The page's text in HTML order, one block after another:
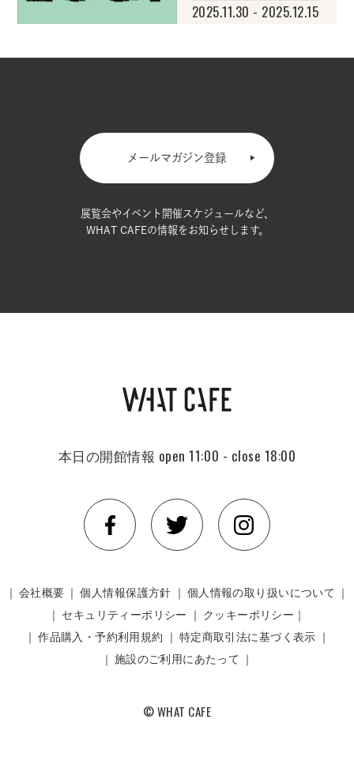
2025.11.30 - 2025.12.15
メールマガジン登録
展覧会やイベント開催スケジュールなど、
WHAT CAFEの情報をお知らせします。
本日の開館情報 open 11:00 - close 18:00
｜ 会社概要 ｜個人情報保護方針 ｜ 個人情報の取り扱いについて ｜
｜ セキュリティーポリシー ｜ クッキーポリシー｜
｜作品購入・予約利用規約 ｜ 特定商取引法に基づく表示 ｜
｜ 施設のご利用にあたって ｜
© WHAT CAFE